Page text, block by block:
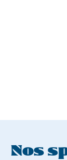
Nos